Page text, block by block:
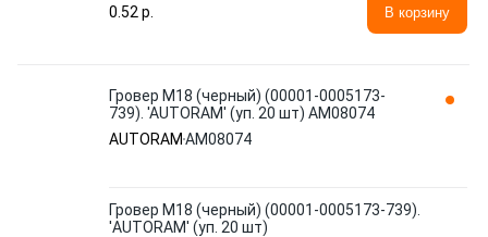
0.52 p.
В корзину
Гровер М18 (черный) (00001-0005173-
739). 'AUTORAM' (уп. 20 шт) AM08074
AUTORAM AM08074
Гровер М18 (черный) (00001-0005173-739).
'AUTORAM' (уп. 20 шт)